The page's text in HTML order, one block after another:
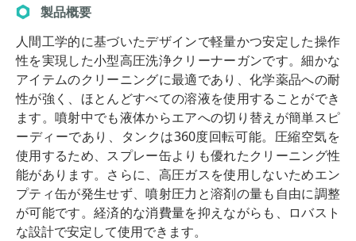
製品概要
人間工学的に基づいたデザインで軽量かつ安定した操作
性を実現した小型高圧洗浄クリーナーガンです。細かな
アイテムのクリーニングに最適であり、化学薬品への耐
性が強く、ほとんどすべての溶液を使用することができ
ます。噴射中でも液体からエアへの切り替えが簡単スピ
ーディーであり、タンクは360度回転可能。圧縮空気を
使用するため、スプレー缶よりも優れたクリーニング性
能があります。さらに、高圧ガスを使用しないためエン
プティ缶が発生せず、噴射圧力と溶剤の量も自由に調整
が可能です。経済的な消費量を抑えながらも、ロバスト
な設計で安定して使用できます。